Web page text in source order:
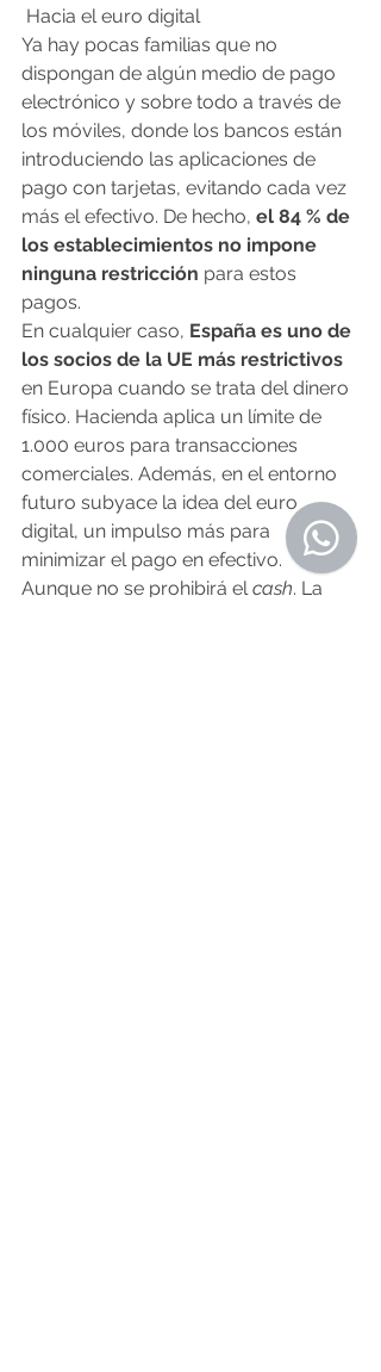
Hacia el euro digital
Ya hay pocas familias que no
dispongan de algún medio de pago
electrónico y sobre todo a través de
los móviles, donde los bancos están
introduciendo las aplicaciones de
pago con tarjetas, evitando cada vez
más el efectivo. De hecho, el 84 % de
los establecimientos no impone
ninguna restricción para estos
pagos.
En cualquier caso, España es uno de
los socios de la UE más restrictivos
en Europa cuando se trata del dinero
físico. Hacienda aplica un límite de
1.000 euros para transacciones
comerciales. Además, en el entorno
futuro subyace la idea del euro
digital, un impulso más para
minimizar el pago en efectivo.
Aunque no se prohibirá el cash. La